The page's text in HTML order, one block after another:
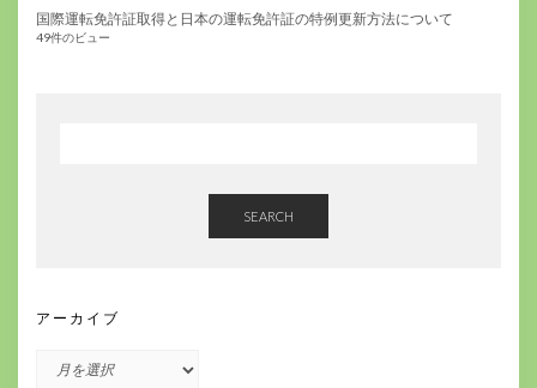
国際運転免許証取得と日本の運転免許証の特例更新方法について
49件のビュー
SEARCH
アーカイブ